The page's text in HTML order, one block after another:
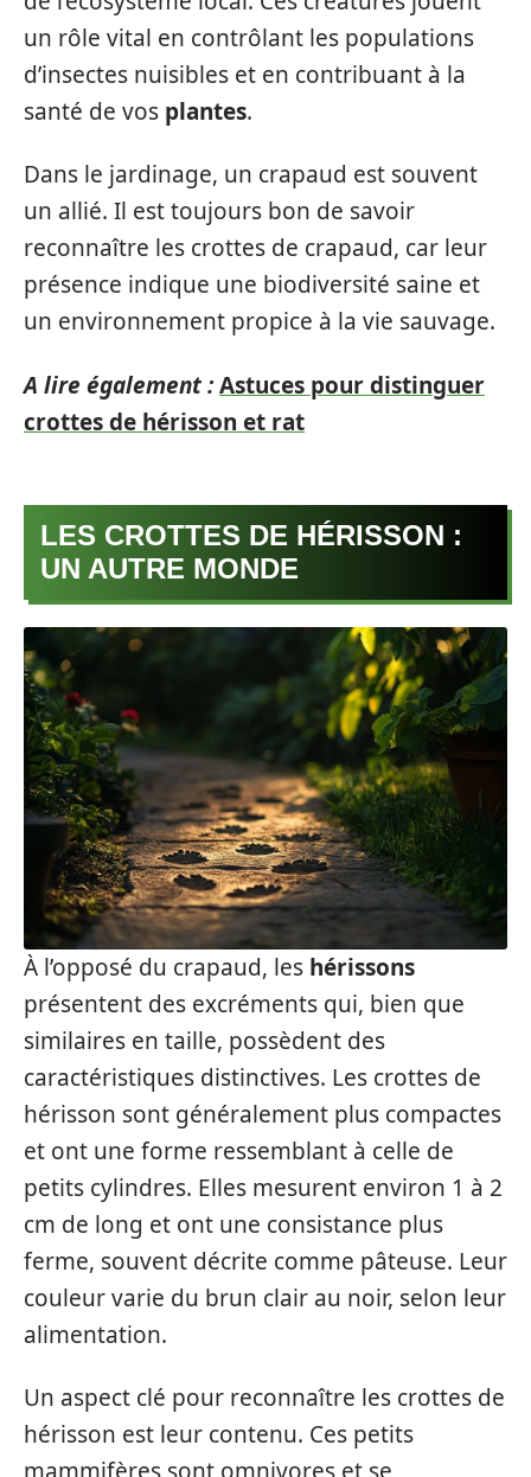
un rôle vital en contrôlant les populations
d’insectes nuisibles et en contribuant à la
santé de vos plantes.
Dans le jardinage, un crapaud est souvent
un allié. Il est toujours bon de savoir
reconnaître les crottes de crapaud, car leur
présence indique une biodiversité saine et
un environnement propice à la vie sauvage.
A lire également :Astuces pour distinguer
crottes de hérisson et rat
LES CROTTES DE HÉRISSON :
UN AUTRE MONDE
À l’opposé du crapaud, les hérissons
présentent des excréments qui, bien que
similaires en taille, possèdent des
caractéristiques distinctives. Les crottes de
hérisson sont généralement plus compactes
et ont une forme ressemblant à celle de
petits cylindres. Elles mesurent environ 1 à 2
cm de long et ont une consistance plus
ferme, souvent décrite comme pâteuse. Leur
couleur varie du brun clair au noir, selon leur
alimentation.
Un aspect clé pour reconnaître les crottes de
hérisson est leur contenu. Ces petits